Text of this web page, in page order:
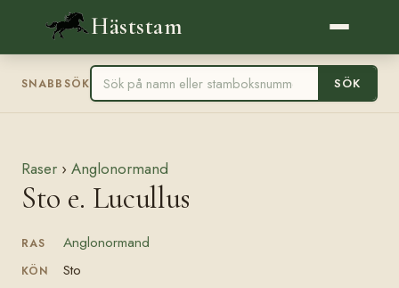
Häststam
SNABBSÖK SÖK
Raser › Anglonormand
Sto e. Lucullus
RAS Anglonormand
KÖN Sto